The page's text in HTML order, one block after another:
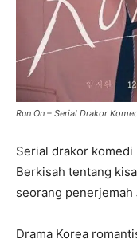
Run On – Serial Drakor
Serial drakor komedi
Berkisah tentang
seorang penerjemah
Drama Korea